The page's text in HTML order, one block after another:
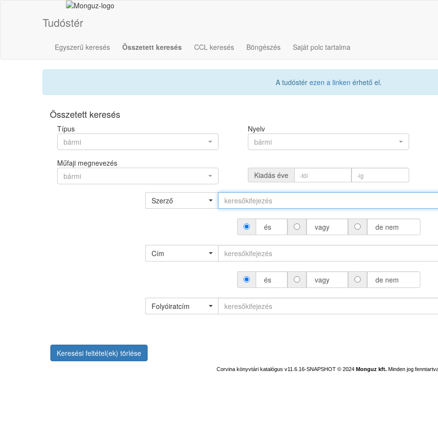
Tudóstér
Egyszerű keresés Összetett keresés CCL keresés Böngészés Saját polc tartalma
A tudóstér ezen a linken érhető el.
Összetett keresés
Típus
bármi
Nyelv
bármi
Műfaji megnevezés
bármi
Kiadás éve
Szerző
és vagy de nem
Cím
és vagy de nem
Folyóiratcím
Keresési feltétel(ek) törlése
Corvina könyvtári katalógus v11.6.16-SNAPSHOT © 2024 Monguz kft. Minden jog